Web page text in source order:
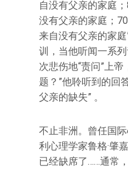
自没有父亲的家庭
没有父亲的家庭；
来自没有父亲的家
训，当他听闻一系
次悲伤地“责问”上
题？”他聆听到的回
父亲的缺失” 。
不止非洲。曾任国
利心理学家鲁格·肇
已经缺席了……通常